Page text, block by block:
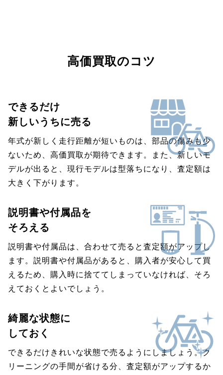
高価買取のコツ
できるだけ
新しいうちに売る
年式が新しく走行距離が短いものは、部品の傷みも少
ないため、高価買取が期待できます。また、新しいモ
デルが出ると、現行モデルは型落ちになり、査定額は
大きく下がります。
説明書や付属品を
そろえる
説明書や付属品は、合わせて売ると査定額がアップし
ます。説明書や付属品があると、購入者が安心して買
えるため、購入時に捨ててしまっていなければ、そろ
えておくとよいでしょう。
綺麗な状態に
しておく
できるだけきれいな状態で売るようにしましょう。ク
リーニングの手間が省ける分、査定額がアップするか